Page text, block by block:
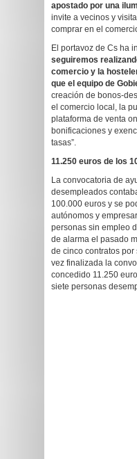
apostado por una
invite a vecinos y
comprar en el
El portavoz de Cs ha
seguiremos
comercio y la
que el equipo de
creación de bonos-
el comercio local, la
plataforma de venta
bonificaciones y
tasas”.
11.250 euros de los
La convocatoria de
desempleados
100.000 euros y se
autónomos y
personas sin empleo
de alarma el pasado
de cinco contratos
vez finalizada la
concedido 11.250
siete personas